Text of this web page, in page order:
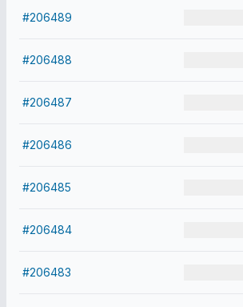
#206489
#206488
#206487
#206486
#206485
#206484
#206483